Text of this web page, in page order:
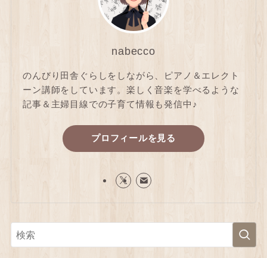
nabecco
のんびり田舎ぐらしをしながら、ピアノ＆エレクト
ーン講師をしています。楽しく音楽を学べるような
記事＆主婦目線での子育て情報も発信中♪
プロフィールを見る